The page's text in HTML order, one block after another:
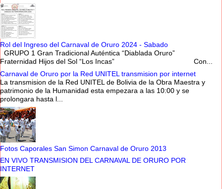
Rol del Ingreso del Carnaval de Oruro 2024 - Sabado
GRUPO 1 Gran Tradicional Auténtica “Diablada Oruro”
Fraternidad Hijos del Sol “Los Incas” Con...
Carnaval de Oruro por la Red UNITEL transmision por internet
La transmision de la Red UNITEL de Bolivia de la Obra Maestra y
patrimonio de la Humanidad esta empezara a las 10:00 y se
prolongara hasta l...
Fotos Caporales San Simon Carnaval de Oruro 2013
EN VIVO TRANSMISION DEL CARNAVAL DE ORURO POR
INTERNET